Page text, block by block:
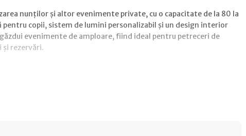
nunților și altor evenimente private, cu o capacitate de la 80 la
pentru copii, sistem de lumini personalizabil și un design interior
evenimente de amploare, fiind ideal pentru petreceri de
rezervări.